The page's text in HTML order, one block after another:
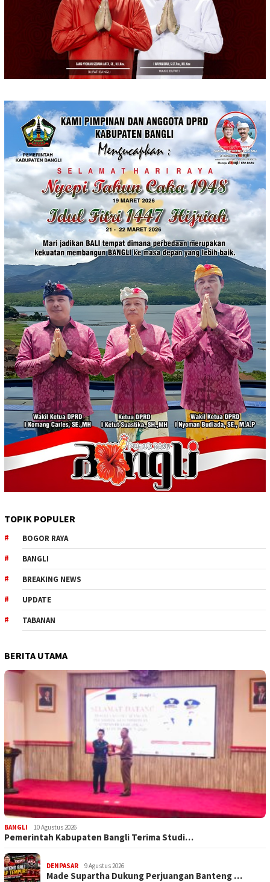
TOPIK POPULER
BOGOR RAYA
BANGLI
BREAKING NEWS
UPDATE
TABANAN
BERITA UTAMA
BANGLI 10 Agustus 2026
Pemerintah Kabupaten Bangli Terima Studi…
DENPASAR 9 Agustus 2026
Made Supartha Dukung Perjuangan Banteng …